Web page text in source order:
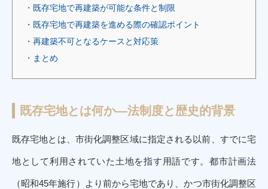
・既存宅地で再建築が可能な条件と制限
・既存宅地で再建築を進める際の確認ポイント
・再建築不可となるケースと対応策
・まとめ
既存宅地とは何か―法制度と歴史的背景
既存宅地とは、市街化調整区域に指定される以前、すでに宅
地として利用されていた土地を指す用語です。都市計画法
（昭和45年施行）より前から宅地であり、かつ市街化調整区